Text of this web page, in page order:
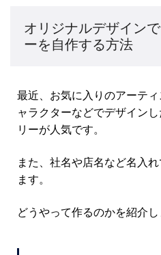
オリジナルデザイン
ーを自作する方法
最近、お気に入りのアーテ
ャラクターなどでデザイン
リーが人気です。
また、社名や店名など名入
ます。
どうやって作るのかを紹介し